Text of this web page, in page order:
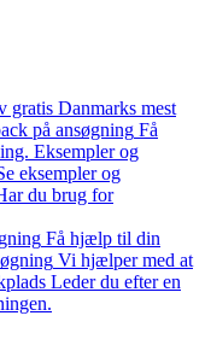
gratis Danmarks mest
på ansøgning Få
Eksempler og
eksempler og
du brug for
Få hjælp til din
Vi hjælper med at
Leder du efter en